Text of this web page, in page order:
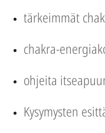
tärkeimmät
chakra-
ohjeita
Kysymysten